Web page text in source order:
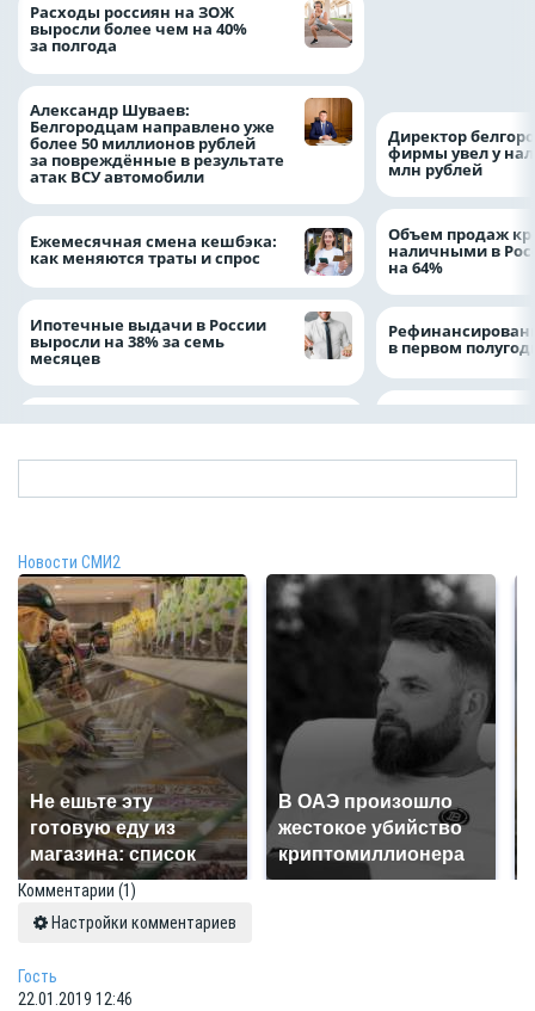
Расходы россиян на ЗОЖ
выросли более чем на 40%
за полгода
Александр Шуваев:
Белгородцам направлено уже
более 50 миллионов рублей
за повреждённые в результате
атак ВСУ автомобили
Ежемесячная смена кешбэка:
как меняются траты и спрос
Ипотечные выдачи в России
выросли на 38% за семь
месяцев
Директор
фирмы увел у
млн рублей
Объем продаж
наличными в
на 64%
в первом
Новости СМИ2
Не ешьте эту
готовую еду из
магазина: список
В ОАЭ произошло
жестокое убийство
криптомиллионера
Комментарии (1)
Настройки комментариев
Гость
22.01.2019 12:46